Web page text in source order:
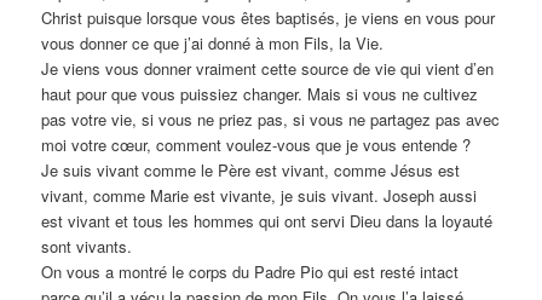
Christ puisque lorsque vous êtes baptisés, je viens en vous pour
vous donner ce que j’ai donné à mon Fils, la Vie.
Je viens vous donner vraiment cette source de vie qui vient d’en
haut pour que vous puissiez changer. Mais si vous ne cultivez
pas votre vie, si vous ne priez pas, si vous ne partagez pas avec
moi votre cœur, comment voulez-vous que je vous entende ?
Je suis vivant comme le Père est vivant, comme Jésus est
vivant, comme Marie est vivante, je suis vivant. Joseph aussi
est vivant et tous les hommes qui ont servi Dieu dans la loyauté
sont vivants.
On vous a montré le corps du Padre Pio qui est resté intact